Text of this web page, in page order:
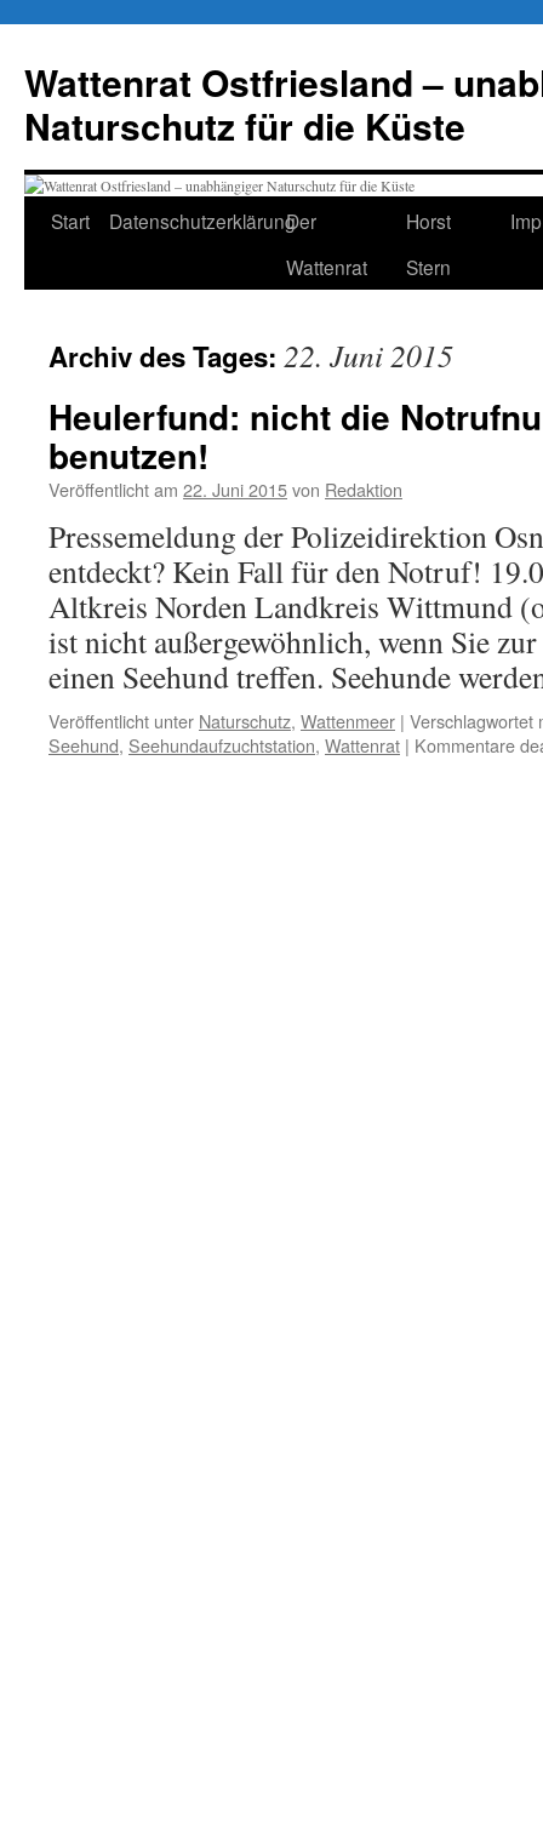
springen
Wattenrat Ostfriesland –
Naturschutz für die Küste
Start DatenschutzerklärungDer
Wattenrat
Horst
Stern
Archiv des Tages: 22. Juni 2015
Heulerfund: nicht die
benutzen!
Veröffentlicht am 22. Juni 2015von Redaktion
Pressemeldung der Polizeidirektion
entdeckt? Kein Fall für den Notruf!
Altkreis Norden Landkreis Wittmund
ist nicht außergewöhnlich, wenn Sie
einen Seehund treffen. Seehunde
Veröffentlicht unter Naturschutz, Wattenmeer | Verschlagwortet
Seehund, Seehundaufzuchtstation, Wattenrat | Kommentare